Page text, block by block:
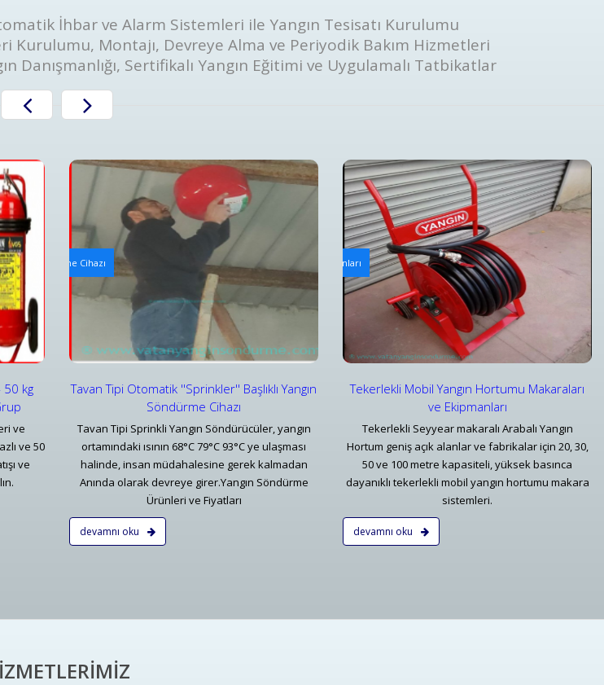
İhbar ve Alarm Sistemleri ile Yangın Tesisatı Kurulumu
Kurulumu, Montajı, Devreye Alma ve Periyodik Bakım Hizmetleri
Danışmanlığı, Sertifikalı Yangın Eğitimi ve Uygulamalı Tatbikatlar
50 kg
ve
ve 50
ve
Söndürme Cihazı
Tavan Tipi Otomatik ''Sprinkler'' Başlıklı Yangın
Söndürme Cihazı
Tavan Tipi Sprinkli Yangın Söndürücüler, yangın
ortamındaki ısının 68°C 79°C 93°C ye ulaşması
halinde, insan müdahalesine gerek kalmadan
Anında olarak devreye girer.Yangın Söndürme
Ürünleri ve Fiyatları
devamnı oku
Arabalı Yangın Hortum Makaraları
Tekerlekli Mobil Yangın Hortumu Makaraları ve Ekipmanları
Detaylar
Tekerlekli Mobil Yangın Hortumu Makaraları
ve Ekipmanları
Tekerlekli Seyyear makaralı Arabalı Yangın
Hortum geniş açık alanlar ve fabrikalar için 20, 30,
50 ve 100 metre kapasiteli, yüksek basınca
dayanıklı tekerlekli mobil yangın hortumu makara
sistemleri.
devamnı oku
Tüp Bölmeli Sıva Üstü Yangın Dolabı
Bursa Tüp Bölmeli Sıva Üstü Yangın Dolabı Fiyatları
Detaylar